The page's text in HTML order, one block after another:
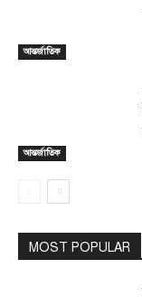
আন্তর্জাতিক
আন্তর্জাতিক
MOST POPULAR